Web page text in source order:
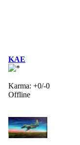
KAE
Karma: +0/-0
Offline